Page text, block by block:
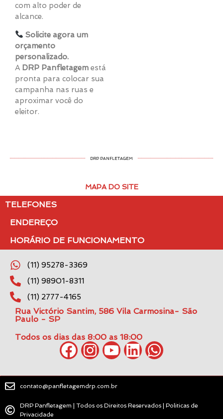
com alto poder de
alcance.
Solicite agora um
orçamento
personalizado.
A DRP Panfletagem está
pronta para colocar sua
campanha nas ruas e
aproximar você do
eleitor.
DRP PANFLETAGEM
MAPA DO SITE
TELEFONES
ENDEREÇO
HORÁRIO DE FUNCIONAMENTO
(11) 95278-3369
(11) 98901-8311
(11) 2777-4165
Rua Victório Santim, 586 Vila Carmosina- São
Paulo - SP
Todos os dias das 8:00 as 18:00
contato@panfletagemdrp.com.br
DRP Panfletagem | Todos os Direitos Reservados | Politicas de
Privacidade